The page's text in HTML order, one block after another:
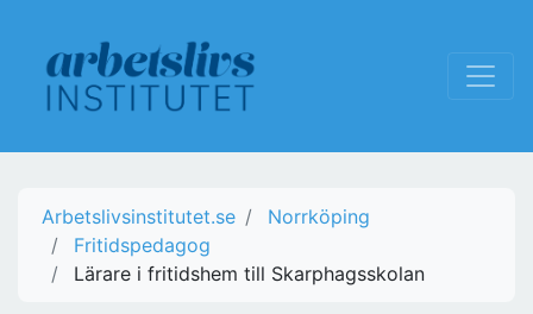
Arbetslivsinstitutet.se
Norrköping
Fritidspedagog
Lärare i fritidshem till Skarphagsskolan